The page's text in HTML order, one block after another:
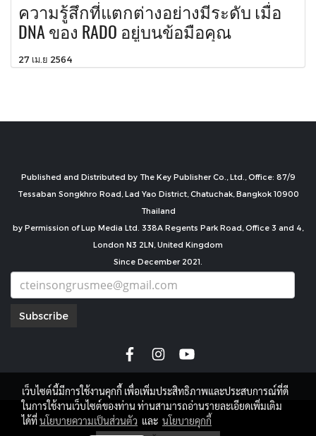
ความรู้สึกที่แตกต่างอย่างมีระดับ เมื่อ
DNA ของ RADO อยู่บนข้อมือคุณ
27 เม.ย 2564
Published and Distributed by The Key Publisher Co., Ltd., Office: 87/9
Tessaban Songkhro Road, Lad Yao District, Chatuchak, Bangkok 10900
Thailand
by Permission of Lup Media Ltd. 338A Regents Park Road, Office 3 and 4,
London N3 2LN, United Kingdom
Since December 2021.
Subscribe
copyright by
เว็บไซต์นี้มีการใช้งานคุกกี้ เพื่อเพิ่มประสิทธิภาพและประสบการณ์ที่ดี
ในการใช้งานเว็บไซต์ของท่าน ท่านสามารถอ่านรายละเอียดเพิ่มเติม
ได้ที่นโยบายความเป็นส่วนตัว และ นโยบายคุกกี้